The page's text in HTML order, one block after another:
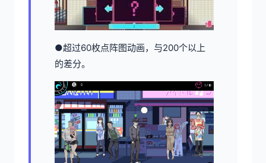
●超过60枚点阵图动画，与200个以上
的差分。